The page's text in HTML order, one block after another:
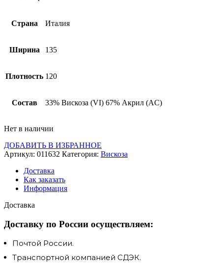
Страна Италия
Ширина 135
Плотность 120
Состав 33% Вискоза (VI) 67% Акрил (AC)
Нет в наличии
ДОБАВИТЬ В ИЗБРАННОЕ
Артикул: 011632 Категория: Вискоза
Доставка
Как заказать
Информация
Доставка
Доставку по России осуществляем:
Почтой России.
Транспортной компанией СДЭК.